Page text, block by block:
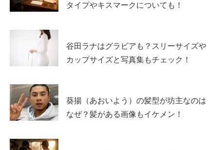
タイプやキスマークについても！
谷田ラナはグラビアも？スリーサイズや
カップサイズと写真集もチェック！
葵揚（あおいよう）の髪型が坊主なのは
なぜ？髪がある画像もイケメン！